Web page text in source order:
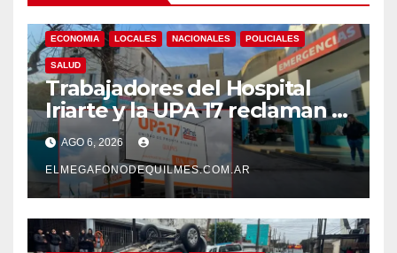
ECONOMIA LOCALES NACIONALES POLICIALES
SALUD
Trabajadores del Hospital
Iriarte y la UPA 17 reclaman el
pase a planta de becarios y
mejoras laborales
AGO 6, 2026
ELMEGAFONODEQUILMES.COM.AR